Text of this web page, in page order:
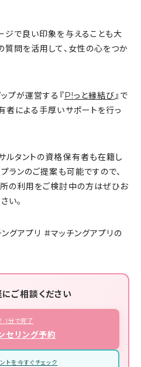
ジで良い印象を与えることも大
質問を活用して、女性の心をつか
プが運営する『P!っと縁結び』で
者による手厚いサポートを行っ
ルタントの資格保有者も在籍し
ランのご提案も可能ですので、
の利用をご検討中の方はぜひお
い。
アプリ #マッチングアプリの
ご相談ください
1分で完了
セリング予約
トを今すぐチェック